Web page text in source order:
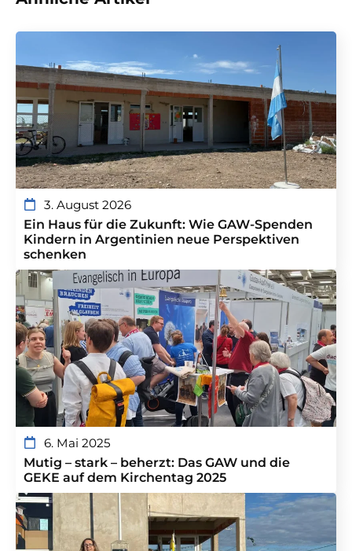
3. August 2026
Ein Haus für die Zukunft: Wie GAW-Spenden
Kindern in Argentinien neue Perspektiven
schenken
6. Mai 2025
Mutig – stark – beherzt: Das GAW und die
GEKE auf dem Kirchentag 2025